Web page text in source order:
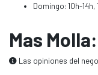
Domingo: 10h-14h,
Mas
Las opiniones del